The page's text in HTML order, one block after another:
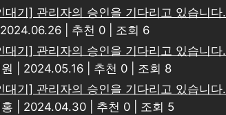
대기] 관리자의 승인을 기다리고 있습니다.
2024.06.26 추천 0 조회 6
대기] 관리자의 승인을 기다리고 있습니다.
2024.05.16 추천 0 조회 8
대기] 관리자의 승인을 기다리고 있습니다.
2024.04.30 추천 0 조회 5